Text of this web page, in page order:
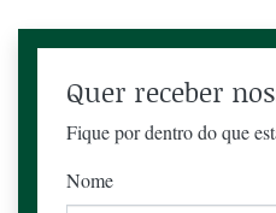
Quer receber
Fique por dentro do que
Nome